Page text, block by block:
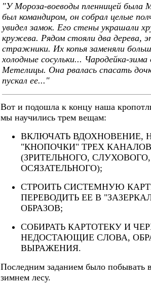
"У Мороза-воеводы пленницей была
был командиром, он собрал целые
увидел замок. Его стены украшали
кружева. Рядом стояли два дерева,
стражники. Их копья заменяли
холодные сосульки... Чародейка-зима
Метелицы. Она рвалась спасать
пускал ее..."
Вот и подошла к концу наша
мы научились трем вещам:
ВКЛЮЧАТЬ ВДОХНОВЕНИЕ,
"КНОПОЧКИ" ТРЕХ
(ЗРИТЕЛЬНОГО, СЛУХОВОГО,
ОСЯЗАТЕЛЬНОГО);
СТРОИТЬ СИСТЕМНУЮ
ПЕРЕВОДИТЬ ЕЕ В
ОБРАЗОВ;
СОБИРАТЬ КАРТОТЕКУ И
НЕДОСТАЮЩИЕ СЛОВА,
ВЫРАЖЕНИЯ.
Последним заданием было побывать
зимнем лесу.